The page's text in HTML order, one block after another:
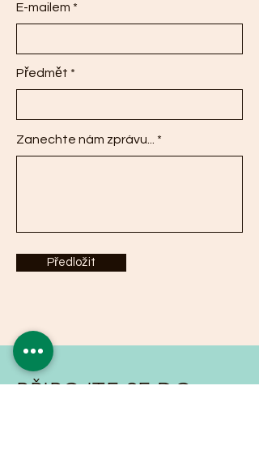
E-mailem
Předmět
Zanechte nám zprávu...
Předložit
PŘIPOJTE SE DO